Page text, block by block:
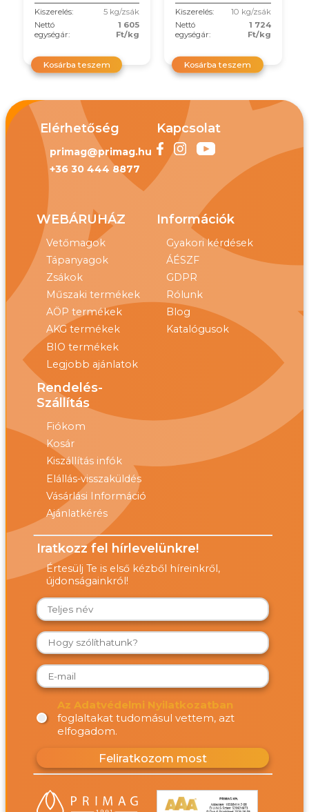
Kiszerelés:
5 kg/zsák
Nettó
egységár:
1 605
Ft/kg
Kosárba teszem
Kiszerelés:
10 kg/zsák
Nettó
egységár:
1 724
Ft/kg
Kosárba teszem
Elérhetőség
primag@primag.hu
+36 30 444 8877
Kapcsolat
WEBÁRUHÁZ
Vetőmagok
Tápanyagok
Zsákok
Műszaki termékek
AÖP termékek
AKG termékek
BIO termékek
Legjobb ajánlatok
Információk
Gyakori kérdések
ÁÉSZF
GDPR
Rólunk
Blog
Katalógusok
Rendelés-
Szállítás
Fiókom
Kosár
Kiszállítás infók
Elállás-visszaküldés
Vásárlási Információ
Ajánlatkérés
Iratkozz fel hírlevelünkre!
Értesülj Te is első kézből híreinkről,
újdonságainkról!
Az Adatvédelmi Nyilatkozatban
foglaltakat tudomásul vettem, azt
elfogadom.
Feliratkozom most